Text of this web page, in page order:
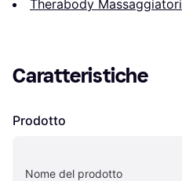
Therabody Massaggiatori
Caratteristiche
Prodotto
Nome del prodotto